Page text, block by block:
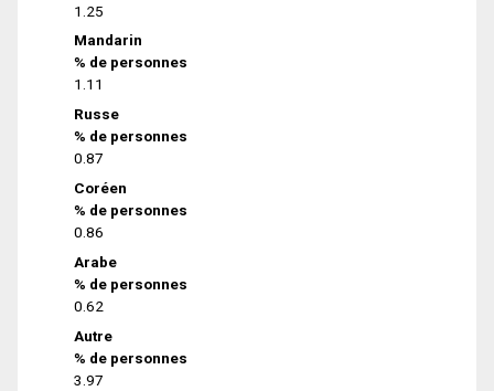
1.25
Mandarin
% de personnes
1.11
Russe
% de personnes
0.87
Coréen
% de personnes
0.86
Arabe
% de personnes
0.62
Autre
% de personnes
3.97